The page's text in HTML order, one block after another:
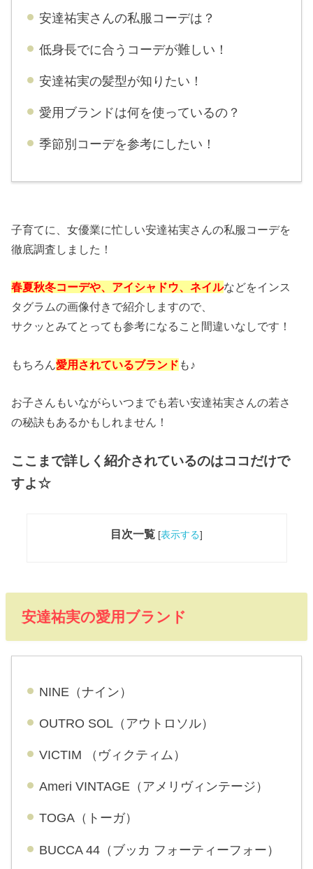
安達祐実さんの私服コーデは？
低身長でに合うコーデが難しい！
安達祐実の髪型が知りたい！
愛用ブランドは何を使っているの？
季節別コーデを参考にしたい！
子育てに、女優業に忙しい安達祐実さんの私服コーデを
徹底調査しました！
春夏秋冬コーデや、アイシャドウ、ネイルなどをインス
タグラムの画像付きで紹介しますので、
サクッとみてとっても参考になること間違いなしです！
もちろん愛用されているブランド も♪
お子さんもいながらいつまでも若い安達祐実さんの若さ
の秘訣もあるかもしれません！
ここまで詳しく紹介されているのはココだけで
すよ☆
目次一覧 [表示する]
安達祐実の愛用ブランド
NINE（ナイン）
OUTRO SOL（アウトロソル）
VICTIM （ヴィクティム）
Ameri VINTAGE（アメリヴィンテージ）
TOGA（トーガ）
BUCCA 44（ブッカ フォーティーフォー）